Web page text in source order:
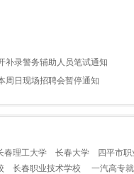
补录警务辅助人员笔试通知
周日现场招聘会暂停通知
春理工大学 长春大学
四平市
长春职业技术学校 一汽高专